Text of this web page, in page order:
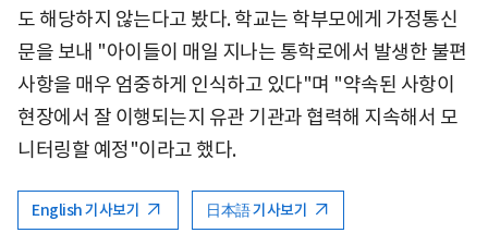
도 해당하지 않는다고 봤다. 학교는 학부모에게 가정통신
문을 보내 "아이들이 매일 지나는 통학로에서 발생한 불편
사항을 매우 엄중하게 인식하고 있다"며 "약속된 사항이
현장에서 잘 이행되는지 유관 기관과 협력해 지속해서 모
니터링할 예정"이라고 했다.
English 기사보기 日本語 기사보기